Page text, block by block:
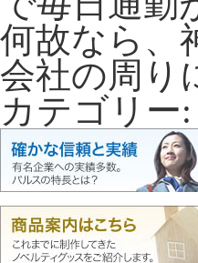
何故なら、
会社の周
カテゴリー: